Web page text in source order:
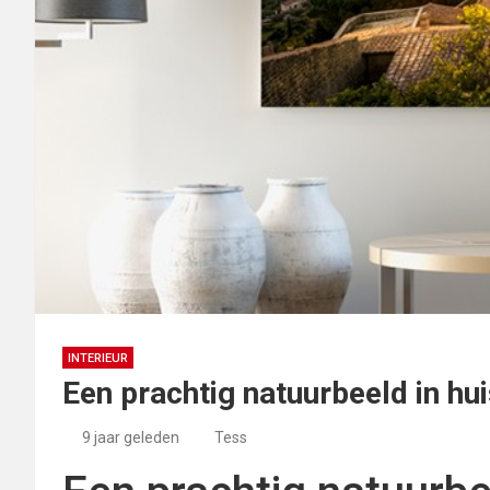
INTERIEUR
Een prachtig natuurbeeld in
9 jaar geleden Tess